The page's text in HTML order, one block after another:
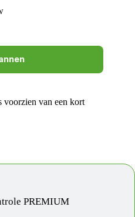
voorzien van een kort
PREMIUM